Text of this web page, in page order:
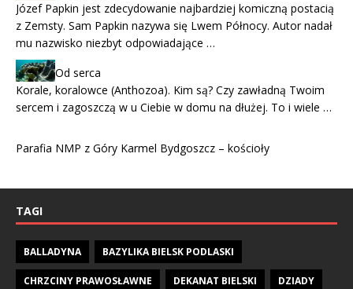
Józef Papkin jest zdecydowanie najbardziej komiczną postacią
z Zemsty. Sam Papkin nazywa się Lwem Północy. Autor nadał
mu nazwisko niezbyt odpowiadające …
Od serca
Korale, koralowce (Anthozoa). Kim są? Czy zawładną Twoim
sercem i zagoszczą w u Ciebie w domu na dłużej. To i wiele …
Parafia NMP z Góry Karmel Bydgoszcz – kościoły
TAGI
BALLADYNA BAZYLIKA BIELSK PODLASKI
CHRZCINY PRAWOSŁAWNE DEKANAT BIELSKI DZIADY